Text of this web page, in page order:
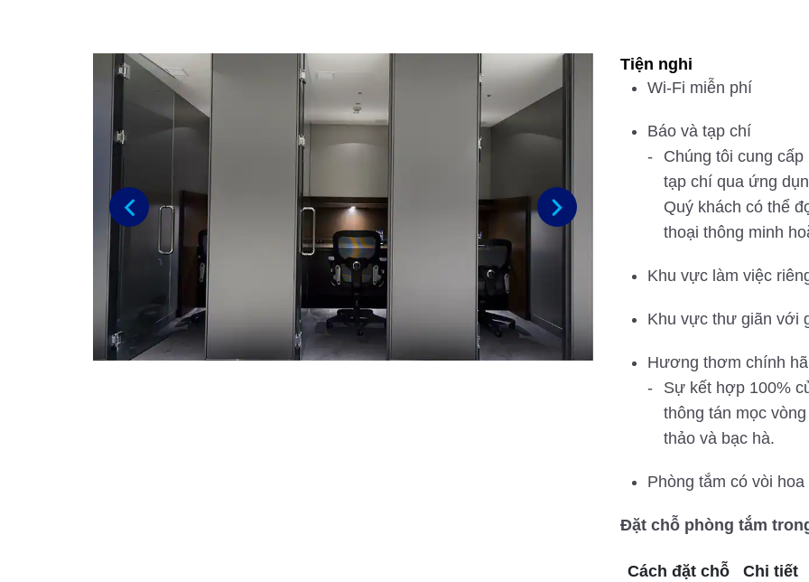
Previous
Tiện nghi
Wi-Fi miễn phí
Báo và tạp chí
Chúng tôi cung
tạp chí qua ứng
Quý khách có thể
thoại thông minh
Khu vực làm việc
Khu vực thư giãn với
Hương thơm chính
Sự kết hợp 100%
thông tán mọc
thảo và bạc hà.
Phòng tắm có vòi hoa
Đặt chỗ phòng tắm
Cách đặt chỗ Chi tiết